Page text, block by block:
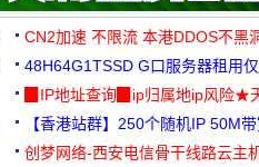
CN2加速 不限流 本港DDOS不黑
48H64G1TSSD G口服务器租用
3000+可免费测试
▉IP地址查询▉ip归属地ip风险★
【香港站群】250个随机IP 50M
创梦网络-西安电信骨干线路云主